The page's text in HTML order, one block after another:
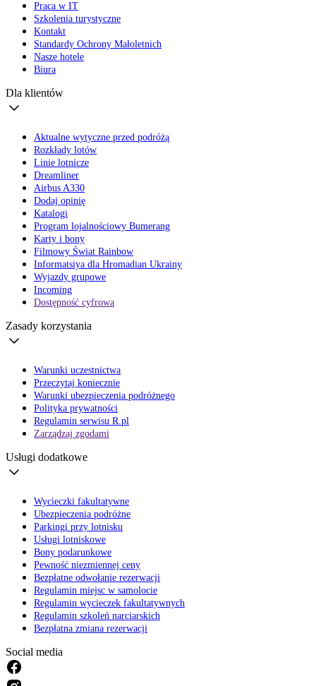
Praca w IT
Szkolenia turystyczne
Kontakt
Standardy Ochrony Małoletnich
Nasze hotele
Biura
Dla klientów
Aktualne wytyczne przed podróżą
Rozkłady lotów
Linie lotnicze
Dreamliner
Airbus A330
Dodaj opinię
Katalogi
Program lojalnościowy Bumerang
Karty i bony
Filmowy Świat Rainbow
Informatsiya dla Hromadian Ukrainy
Wyjazdy grupowe
Incoming
Dostępność cyfrowa
Zasady korzystania
Warunki uczestnictwa
Przeczytaj koniecznie
Warunki ubezpieczenia podróżnego
Polityka prywatności
Regulamin serwisu R.pl
Zarządzaj zgodami
Usługi dodatkowe
Wycieczki fakultatywne
Ubezpieczenia podróżne
Parkingi przy lotnisku
Usługi lotniskowe
Bony podarunkowe
Pewność niezmiennej ceny
Bezpłatne odwołanie rezerwacji
Regulamin miejsc w samolocie
Regulamin wycieczek fakultatywnych
Regulamin szkoleń narciarskich
Bezpłatna zmiana rezerwacji
Social media